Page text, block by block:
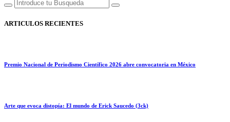
ARTICULOS RECIENTES
Premio Nacional de Periodismo Científico 2026 abre convocatoria en México
Arte que evoca distopía: El mundo de Erick Saucedo (3ck)